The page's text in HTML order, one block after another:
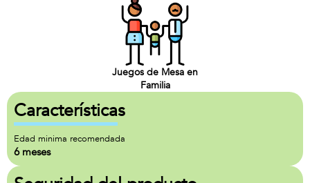
Juegos de Mesa en
Familia
Características
Edad minima recomendada
6 meses